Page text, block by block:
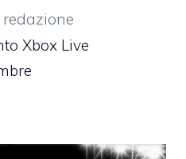
redazione
Xbox Live